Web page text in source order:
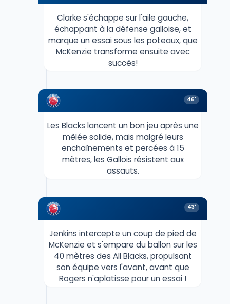
Clarke s'échappe sur l'aile gauche,
échappant à la défense galloise, et
marque un essai sous les poteaux, que
McKenzie transforme ensuite avec
succès!
46'
Les Blacks lancent un bon jeu après une
mêlée solide, mais malgré leurs
enchaînements et percées à 15
mètres, les Gallois résistent aux
assauts.
43'
Jenkins intercepte un coup de pied de
McKenzie et s'empare du ballon sur les
40 mètres des All Blacks, propulsant
son équipe vers l'avant, avant que
Rogers n'aplatisse pour un essai !